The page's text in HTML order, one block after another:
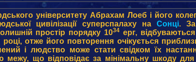
університету Абрахам Лоеб і його
цивілізації суперспалаху наСонці. За
простір порядку 1034 ерг,
отже його повторення очікується
і людство може стати свідком їх
межу, що відповідає за мінімальну шкоду